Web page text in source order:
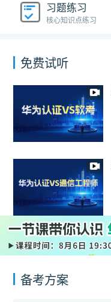
习题练习
核心知识点练习
免费试听
备考方案